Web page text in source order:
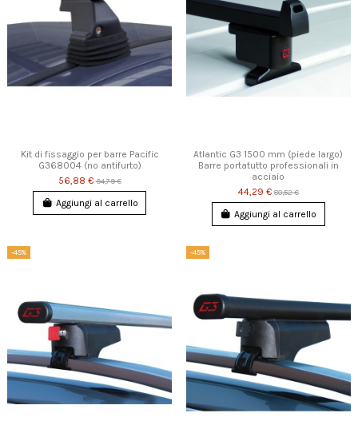
Kit di fissaggio per barre Pacific
G368004 (no antifurto)
56,88 €94,79 €
Aggiungi al carrello
Atlantic G3 1500 mm (piede largo)
Barre portatutto professionali in
acciaio
44,29 €80,52 €
Aggiungi al carrello
-45% -45%